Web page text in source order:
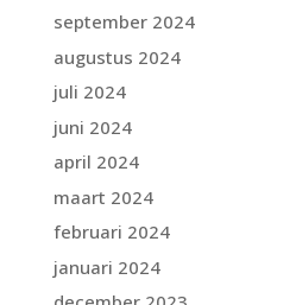
september 2024
augustus 2024
juli 2024
juni 2024
april 2024
maart 2024
februari 2024
januari 2024